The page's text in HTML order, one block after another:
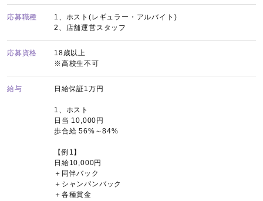
応募職種
1、ホスト(レギュラー・アルバイト)
2、店舗運営スタッフ
応募資格
18歳以上
※高校生不可
給与 日給保証1万円
1、ホスト
日当 10,000円
歩合給 56%～84%
【例1】
日給10,000円
＋同伴バック
＋シャンパンバック
＋各種賞金